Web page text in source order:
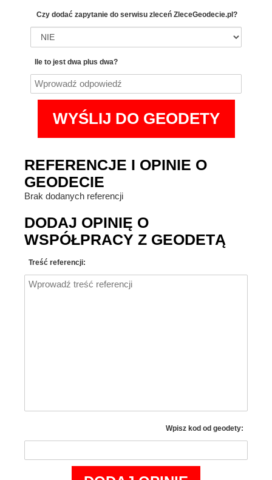
Czy dodać zapytanie do serwisu zleceń ZleceGeodecie.pl?
Ile to jest dwa plus dwa?
REFERENCJE I OPINIE O
GEODECIE
Brak dodanych referencji
DODAJ OPINIĘ O
WSPÓŁPRACY Z GEODETĄ
Treść referencji:
Wpisz kod od geodety: